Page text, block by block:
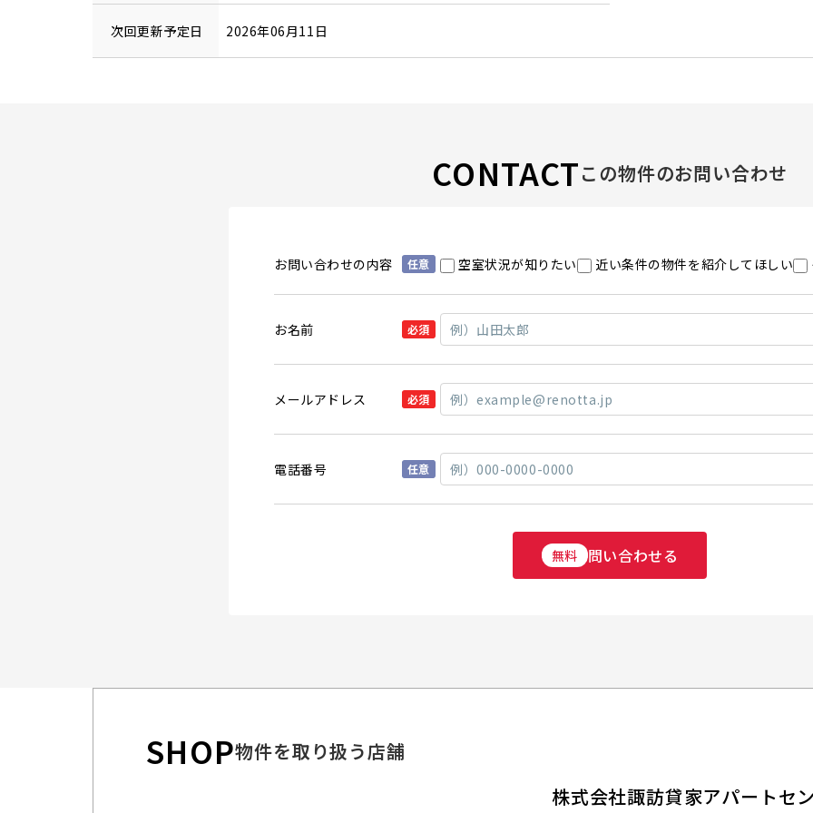
次回更新予定日 2026年06月11日
CONTACTこの物件のお問い合わせ
お問い合わせの内容 任意 空室状況が知りたい 近い条件の物件を紹介してほしい
お名前 必須
メールアドレス 必須
電話番号 任意
無料 問い合わせる
SHOP物件を取り扱う店舗
株式会社諏訪貸家アパートセ